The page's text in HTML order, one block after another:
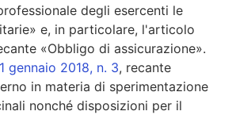
degli esercenti le
e, in particolare, l'articolo
«Obbligo di assicurazione».
gennaio 2018, n. 3, recante
in materia di sperimentazione
nonché disposizioni per il